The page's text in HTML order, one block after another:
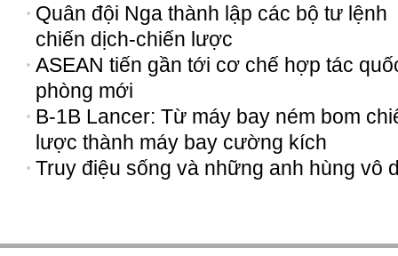
Quân đội Nga thành lập các bộ tư lệnh
chiến dịch-chiến lược
ASEAN tiến gần tới cơ chế hợp tác
phòng mới
B-1B Lancer: Từ máy bay ném bom
lược thành máy bay cường kích
Truy điệu sống và những anh hùng vô